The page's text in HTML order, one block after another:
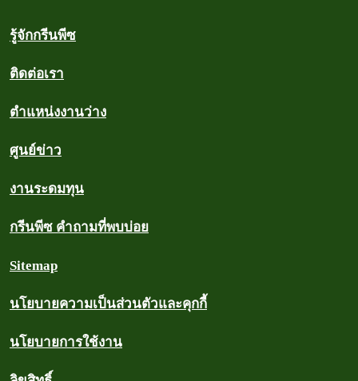
รู้จักกรีนพีซ
ติดต่อเรา
ตำแหน่งงานว่าง
ศูนย์ข่าว
งานระดมทุน
กรีนพีซ คำถามที่พบบ่อย
Sitemap
นโยบายความเป็นส่วนตัวและคุกกี้
นโยบายการใช้งาน